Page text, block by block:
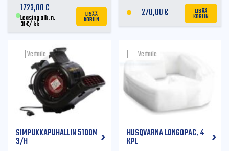
1723,00€
Leasing alk. n.
31€/ kk
LISÄÄ
KORIIN 270,00€ LISÄÄ
KORIIN
SIMPUKKAPUHALLIN 5100M
3/H
Vertaile
HUSQVARNA LONGOPAC, 4
KPL
Vertaile